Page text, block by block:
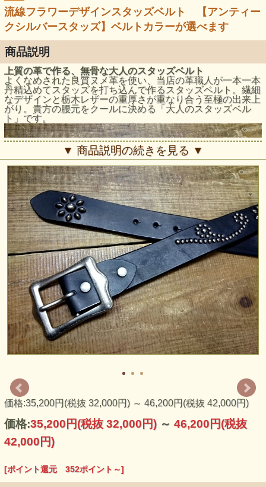
流線フラワーデザインスタッズベルト 【アンティー
クシルバースタッズ】ベルトカラーが選べます
商品説明
上質の革で作る、無骨な大人のスタッズベルト
よくなめされた良質ヌメ革を使い、当店の革職人が一本一本
丹精込めてスタッズを打ち込んで作るスタッズベルト。繊細
なデザインと栃木レザーの重厚さが重なり合う至極の出来上
がり。貴方の腰元をクールに決める「大人のスタッズベル
ト」です。
余計な色は使わず、アンティークシルバースタッズのみをベ
ルトに施した渋いスタッズベルトです。
ご返品・交換はお受付出来ません。サイズや仕上がり等のご
不明点は店舗までお気軽にお問い合わせ下さい。※スタッズ
デザインの位置は均等ではありません。サイズにより変動し
ます。
▼ 商品説明の続きを見る ▼
価格:35,200円(税抜 32,000円) ～ 46,200円(税抜 42,000円)
価格:35,200円(税抜 32,000円) ～ 46,200円(税抜
42,000円)
[ポイント還元 352ポイント～]